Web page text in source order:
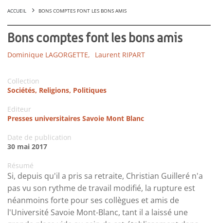
ACCUEIL BONS COMPTES FONT LES BONS AMIS
Bons comptes font les bons amis
Dominique LAGORGETTE, Laurent RIPART
Collection
Sociétés, Religions, Politiques
Editeur
Presses universitaires Savoie Mont Blanc
Date de publication
30 mai 2017
Résumé
Si, depuis qu'il a pris sa retraite, Christian Guilleré n'a
pas vu son rythme de travail modifié, la rupture est
néanmoins forte pour ses collègues et amis de
l'Université Savoie Mont-Blanc, tant il a laissé une